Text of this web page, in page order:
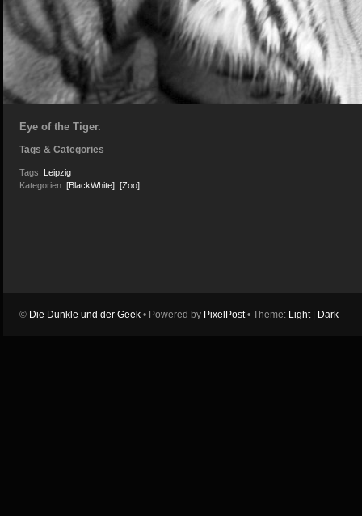
Eye of the Tiger.
Tags & Categories
Tags:
Leipzig
Kategorien: [BlackWhite] [Zoo]
© Die Dunkle und der Geek • Powered by PixelPost• Theme: Light| Dark